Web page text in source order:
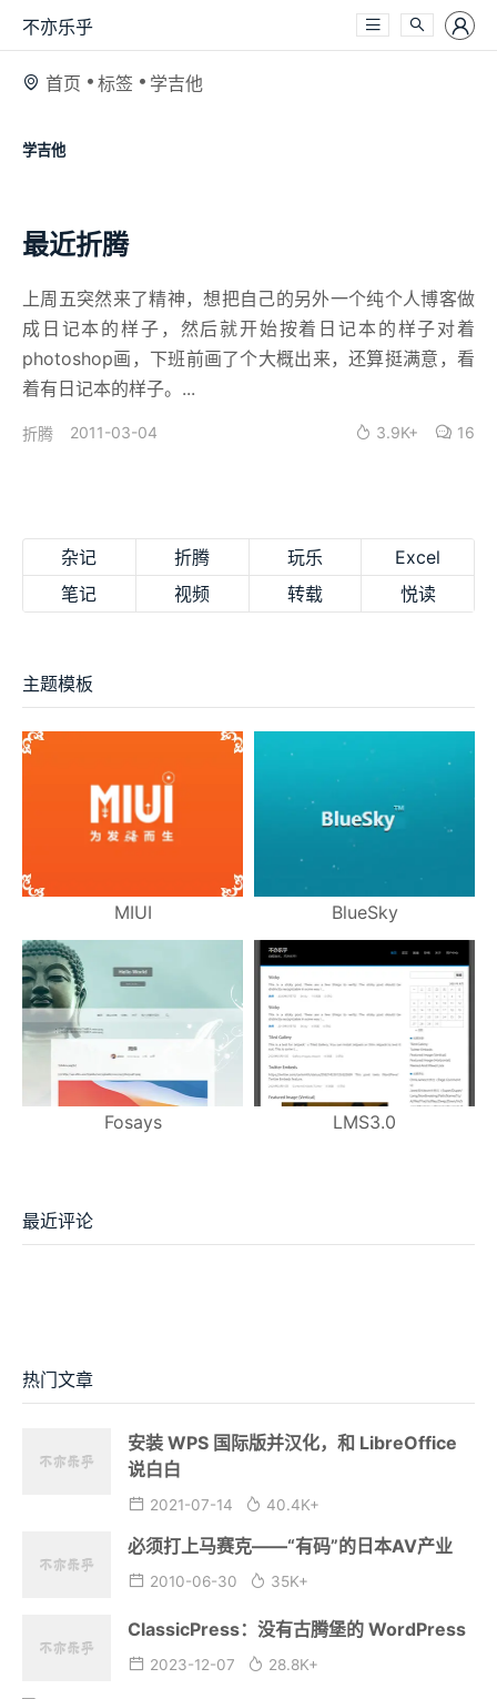
不亦乐乎
首页 标签 学吉他
学吉他
最近折腾
上周五突然来了精神，想把自己的另外一个纯个人博客做
成日记本的样子，然后就开始按着日记本的样子对着
photoshop画，下班前画了个大概出来，还算挺满意，看
着有日记本的样子。...
折腾 2011-03-04 3.9K+ 16
杂记 折腾 玩乐
Excel
笔记
视频 转载 悦读
主题模板
MIUI BlueSky
Fosays LMS3.0
最近评论
热门文章
安装 WPS 国际版并汉化，和 LibreOffice
说白白
2021-07-14 40.4K+
必须打上马赛克——“有码”的日本AV产业
2010-06-30 35K+
ClassicPress：没有古腾堡的 WordPress
2023-12-07 28.8K+